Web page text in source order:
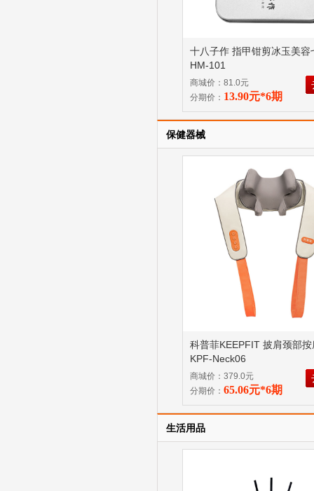
十八子作 指甲钳剪冰玉美容
HM-101
商城价：81.0元
分期价： 13.90元*6期
保健器械
科普菲KEEPFIT 披肩颈部
KPF-Neck06
商城价：379.0元
分期价： 65.06元*6期
生活用品